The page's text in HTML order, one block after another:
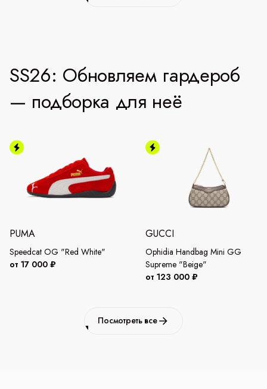
SS26: Обновляем гардероб
— подборка для неё
PUMA
Speedcat OG "Red White"
от 17 000 ₽
GUCCI
Ophidia Handbag Mini GG
Supreme "Beige"
от 123 000 ₽
Посмотреть все